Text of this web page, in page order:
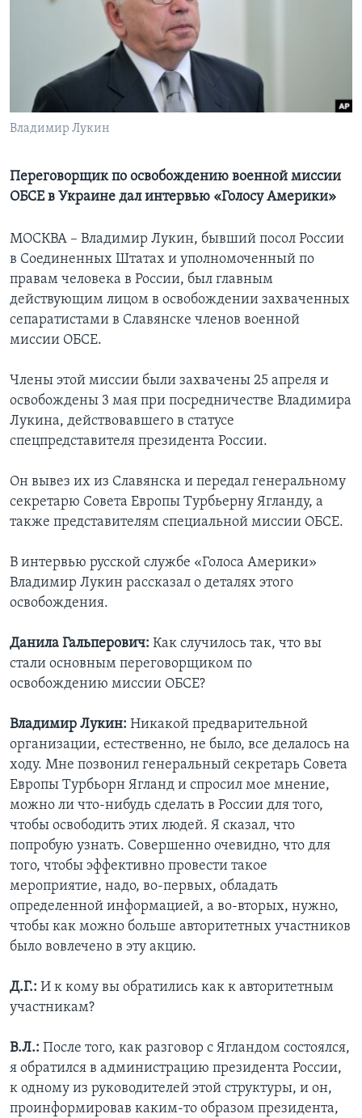
Learning English
СОЦИАЛЬНЫЕ СЕТИ
Владимир Лукин
Переговорщик по освобождению военной миссии
ОБСЕ в Украине дал интервью «Голосу Америки»
МОСКВА – Владимир Лукин, бывший посол России
в Соединенных Штатах и уполномоченный по
правам человека в России, был главным
действующим лицом в освобождении захваченных
сепаратистами в Славянске членов военной
миссии ОБСЕ.
Члены этой миссии были захвачены 25 апреля и
освобождены 3 мая при посредничестве Владимира
Лукина, действовавшего в статусе
спецпредставителя президента России.
Он вывез их из Славянска и передал генеральному
секретарю Совета Европы Турбьерну Ягланду, а
также представителям специальной миссии ОБСЕ.
В интервью русской службе «Голоса Америки»
Владимир Лукин рассказал о деталях этого
освобождения.
Данила Гальперович: Как случилось так, что вы
стали основным переговорщиком по
освобождению миссии ОБСЕ?
Владимир Лукин: Никакой предварительной
организации, естественно, не было, все делалось на
ходу. Мне позвонил генеральный секретарь Совета
Европы Турбьорн Ягланд и спросил мое мнение,
можно ли что-нибудь сделать в России для того,
чтобы освободить этих людей. Я сказал, что
попробую узнать. Совершенно очевидно, что для
того, чтобы эффективно провести такое
мероприятие, надо, во-первых, обладать
определенной информацией, а во-вторых, нужно,
чтобы как можно больше авторитетных участников
было вовлечено в эту акцию.
Д.Г.: И к кому вы обратились как к авторитетным
участникам?
В.Л.: После того, как разговор с Ягландом состоялся,
я обратился в администрацию президента России,
к одному из руководителей этой структуры, и он,
проинформировав каким-то образом президента,